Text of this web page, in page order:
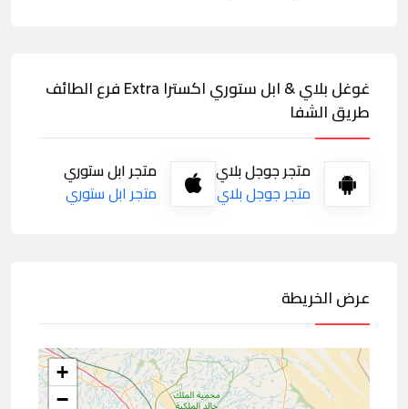
غوغل بلاي & ابل ستوري اكسترا Extra فرع الطائف
طريق الشفا
متجر جوجل بلاي
متجر جوجل بلاي
متجر ابل ستوري
متجر ابل ستوري
عرض الخريطة
+
−